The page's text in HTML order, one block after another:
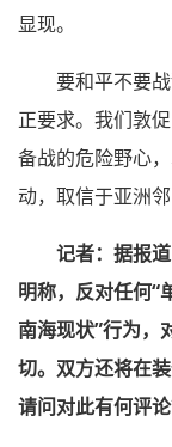
显现。
要和平不要
正要求。我们敦
备战的危险野心
动，取信于亚洲邻
记者：据报
明称，反对任何“
南海现状”行为，
切。双方还将在
请问对此有何评论